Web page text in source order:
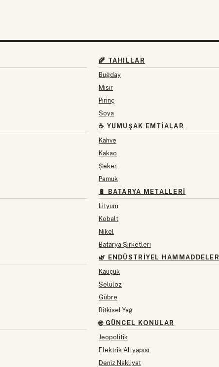
🌾 TAHILLAR
Buğday
Mısır
Pirinç
Soya
☕ YUMUŞAK EMTIALAR
Kahve
Kakao
Şeker
Pamuk
🔋 BATARYA METALLERI
Lityum
Kobalt
Nikel
Batarya Şirketleri
🌿 ENDÜSTRIYEL HAMMADDELER
Kauçuk
Selüloz
Gübre
Bitkisel Yağ
🌐 GÜNCEL KONULAR
Jeopolitik
Elektrik Altyapısı
Deniz Nakliyat